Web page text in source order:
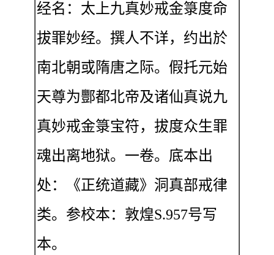
经名：太上九真妙戒金箓度命
拔罪妙经。撰人不详，约出於
南北朝或隋唐之际。假托元始
天尊为酆都北帝及诸仙真说九
真妙戒金箓宝符，拔度众生罪
魂出离地狱。一卷。底本出
处：《正统道藏》洞真部戒律
类。参校本：敦煌S.957号写
本。